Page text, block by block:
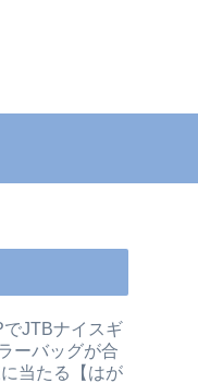
JTBナイスギ
ーバッグが合
当たる【はが